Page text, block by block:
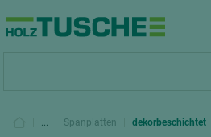
... Spanplatten dekorbeschichtet